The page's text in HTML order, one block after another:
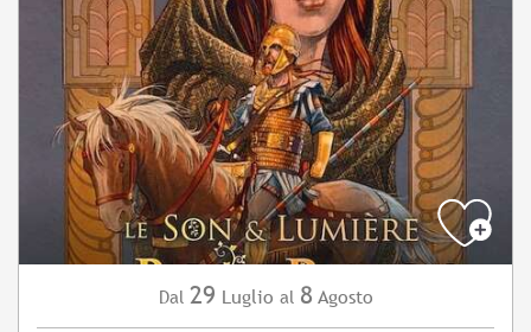
Dal 29 Luglio al 8 Agosto